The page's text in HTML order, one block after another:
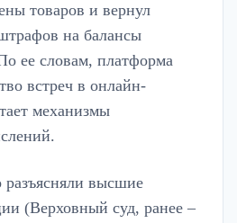
товаров и вернул
на балансы
ее словам, платформа
встреч в онлайн-
механизмы
разъясняли высшие
(Верховный суд, ранее –